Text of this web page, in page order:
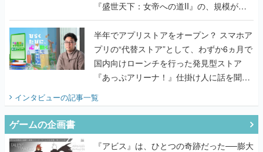
『盛世天下：女帝への道II』の、規模が違
うこだわりをプロデューサーに聞いた
半年でアプリストアをオープン？ スマホア
プリの“代替ストア”として、わずか6ヵ月で
国内向けローンチを行った発見型ストア
『あっぷアリーナ！』仕掛け人に話を聞い
インタビューの記事一覧
ゲームの企画書
『アビス』は、ひとつの奇跡だった──膨大